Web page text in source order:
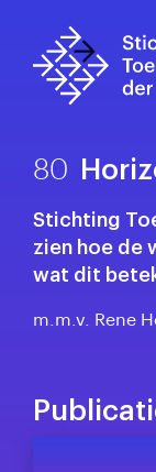
80
Stichting
zien hoe de
wat dit
m.m.v. Rene